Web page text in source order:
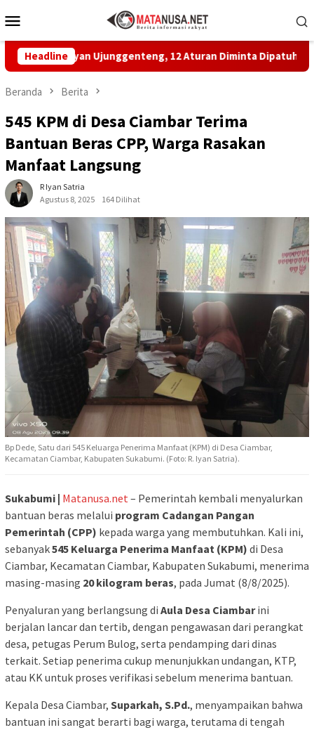
ke
Mobile
HeadlineUjunggenteng, 12 Aturan Diminta Dipatuhi
Beranda Berita
545 KPM di Desa Ciambar Terima
Bantuan Beras CPP, Warga Rasakan
Manfaat Langsung
R Iyan Satria
Agustus 8, 2025
164 Dilihat
Bp Dede, Satu dari 545 Keluarga Penerima Manfaat (KPM) di Desa Ciambar,
Kecamatan Ciambar, Kabupaten Sukabumi. (Foto: R. Iyan Satria).
Sukabumi | Matanusa.net– Pemerintah kembali menyalurkan
bantuan beras melalui program Cadangan Pangan
Pemerintah (CPP) kepada warga yang membutuhkan. Kali ini,
sebanyak545 Keluarga Penerima Manfaat (KPM) di Desa
Ciambar, Kecamatan Ciambar, Kabupaten Sukabumi, menerima
masing-masing 20 kilogram beras, pada Jumat (8/8/2025).
Penyaluran yang berlangsung di Aula Desa Ciambarini
berjalan lancar dan tertib, dengan pengawasan dari perangkat
desa, petugas Perum Bulog, serta pendamping dari dinas
terkait. Setiap penerima cukup menunjukkan undangan, KTP,
atau KK untuk proses verifikasi sebelum menerima bantuan.
Kepala Desa Ciambar, Suparkah, S.Pd., menyampaikan bahwa
bantuan ini sangat berarti bagi warga, terutama di tengah